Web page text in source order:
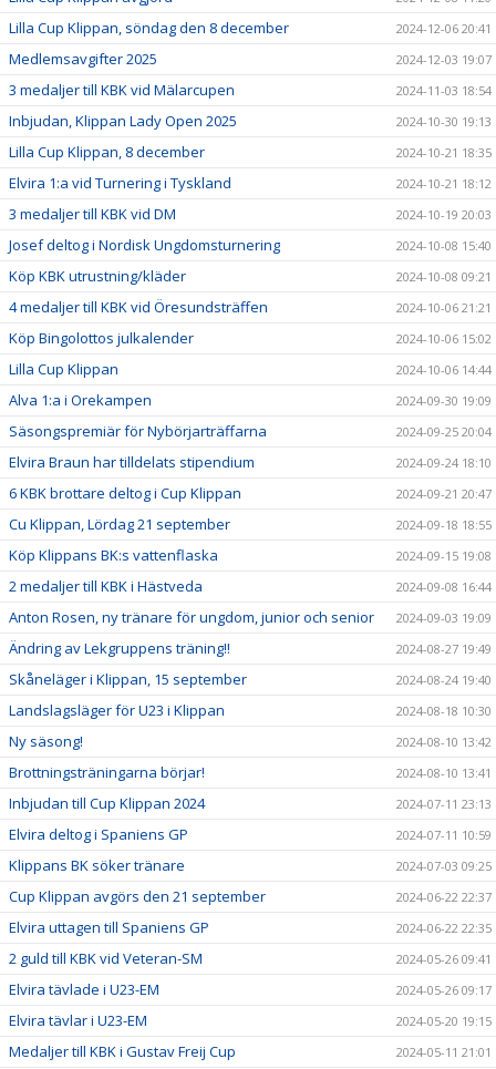
Lilla Cup Klippan, söndag den 8 december 2024-12-06 20:41
Medlemsavgifter 2025 2024-12-03 19:07
3 medaljer till KBK vid Mälarcupen 2024-11-03 18:54
Inbjudan, Klippan Lady Open 2025 2024-10-30 19:13
Lilla Cup Klippan, 8 december 2024-10-21 18:35
Elvira 1:a vid Turnering i Tyskland 2024-10-21 18:12
3 medaljer till KBK vid DM 2024-10-19 20:03
Josef deltog i Nordisk Ungdomsturnering 2024-10-08 15:40
Köp KBK utrustning/kläder 2024-10-08 09:21
4 medaljer till KBK vid Öresundsträffen 2024-10-06 21:21
Köp Bingolottos julkalender 2024-10-06 15:02
Lilla Cup Klippan 2024-10-06 14:44
Alva 1:a i Orekampen 2024-09-30 19:09
Säsongspremiär för Nybörjarträffarna 2024-09-25 20:04
Elvira Braun har tilldelats stipendium 2024-09-24 18:10
6 KBK brottare deltog i Cup Klippan 2024-09-21 20:47
Cu Klippan, Lördag 21 september 2024-09-18 18:55
Köp Klippans BK:s vattenflaska 2024-09-15 19:08
2 medaljer till KBK i Hästveda 2024-09-08 16:44
Anton Rosen, ny tränare för ungdom, junior och senior 2024-09-03 19:09
Ändring av Lekgruppens träning!! 2024-08-27 19:49
Skåneläger i Klippan, 15 september 2024-08-24 19:40
Landslagsläger för U23 i Klippan 2024-08-18 10:30
Ny säsong! 2024-08-10 13:42
Brottningsträningarna börjar! 2024-08-10 13:41
Inbjudan till Cup Klippan 2024 2024-07-11 23:13
Elvira deltog i Spaniens GP 2024-07-11 10:59
Klippans BK söker tränare 2024-07-03 09:25
Cup Klippan avgörs den 21 september 2024-06-22 22:37
Elvira uttagen till Spaniens GP 2024-06-22 22:35
2 guld till KBK vid Veteran-SM 2024-05-26 09:41
Elvira tävlade i U23-EM 2024-05-26 09:17
Elvira tävlar i U23-EM 2024-05-20 19:15
Medaljer till KBK i Gustav Freij Cup 2024-05-11 21:01